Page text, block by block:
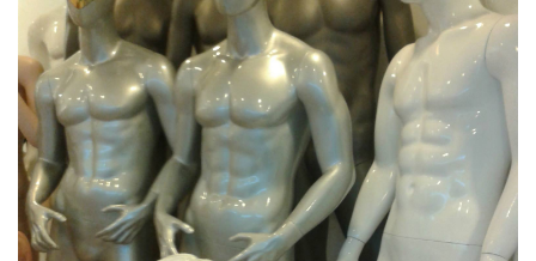
PLASTIK ÇEKMECELI AVADANLIK
BANKO&VITRIN
CAMLI VITRIN BANKOLARI
AKSESUARLAR
MANKEN & PLEXI